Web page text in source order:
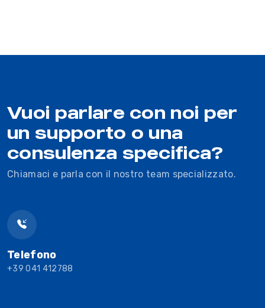
Vuoi parlare con noi per
un supporto o una
consulenza specifica?
Chiamaci e parla con il nostro team specializzato.
Telefono
+39 041 412788